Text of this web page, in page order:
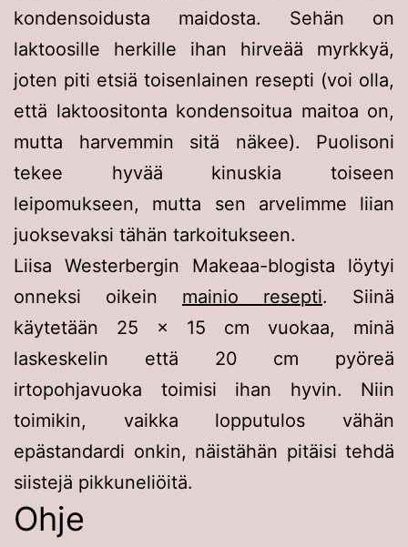
kondensoidusta maidosta. Sehän on
laktoosille herkille ihan hirveää myrkkyä,
joten piti etsiä toisenlainen resepti (voi olla,
että laktoositonta kondensoitua maitoa on,
mutta harvemmin sitä näkee). Puolisoni
tekee hyvää kinuskia toiseen
leipomukseen, mutta sen arvelimme liian
juoksevaksi tähän tarkoitukseen.
Liisa Westerbergin Makeaa-blogista löytyi
onneksi oikein mainio resepti. Siinä
käytetään 25 × 15 cm vuokaa, minä
laskeskelin että 20 cm pyöreä
irtopohjavuoka toimisi ihan hyvin. Niin
toimikin, vaikka lopputulos vähän
epästandardi onkin, näistähän pitäisi tehdä
siistejä pikkuneliöitä.
Ohje